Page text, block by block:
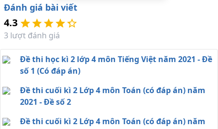
Đánh giá bài viết
4.3
3 lượt đánh giá
Đề thi học kì 2 lớp 4 môn Tiếng Việt năm 2021 - Đề
số 1 (Có đáp án)
Đề thi cuối kì 2 Lớp 4 môn Toán (có đáp án) năm
2021 - Đề số 2
Đề thi cuối kì 2 Lớp 4 môn Toán (có đáp án) năm